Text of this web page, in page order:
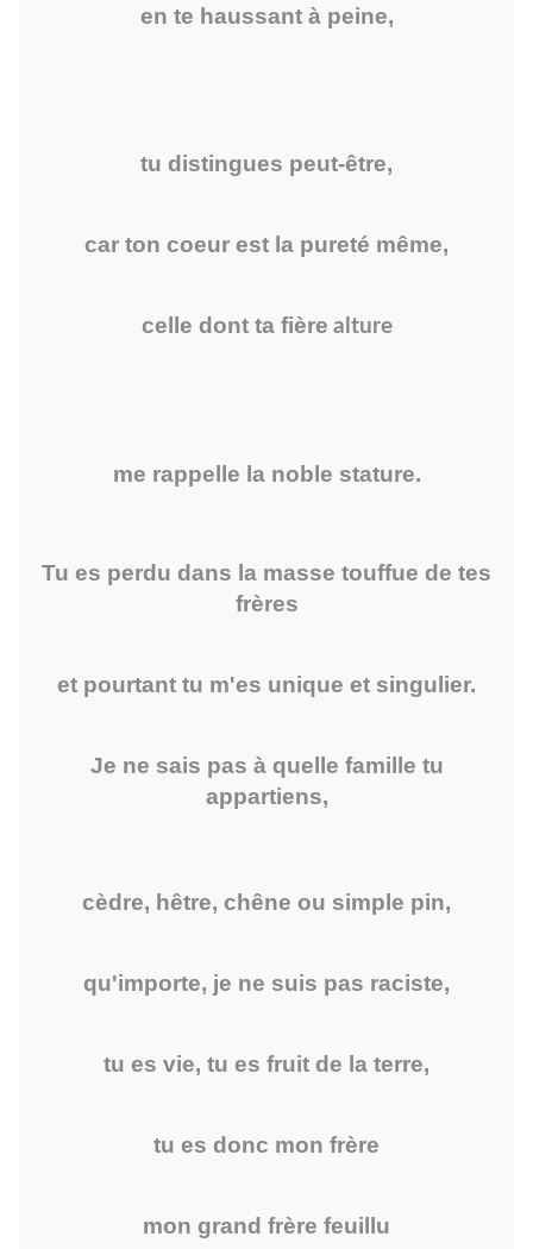
en te haussant à peine,
tu distingues peut-être,
car ton coeur est la pureté même,
celle dont ta fière alture
me rappelle la noble stature.
Tu es perdu dans la masse touffue de tes
frères
et pourtant tu m'es unique et singulier.
Je ne sais pas à quelle famille tu
appartiens,
cèdre, hêtre, chêne ou simple pin,
qu'importe, je ne suis pas raciste,
tu es vie, tu es fruit de la terre,
tu es donc mon frère
mon grand frère feuillu